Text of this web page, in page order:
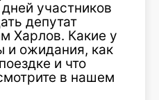
участников
депутат
Харлов. Какие у
и ожидания, как
и что
в нашем